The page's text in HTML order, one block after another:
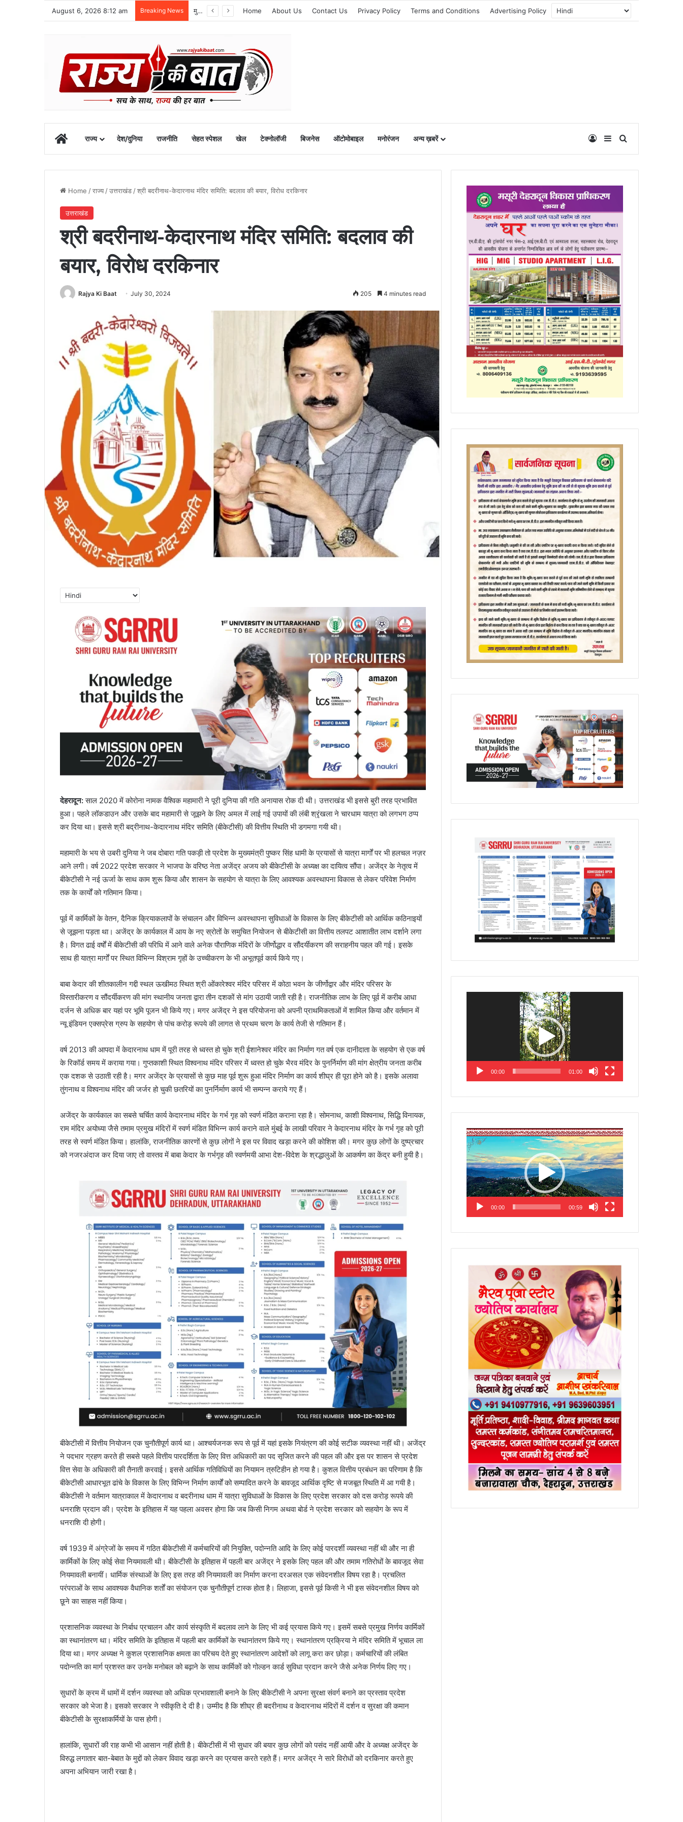
August 6, 2026 8:12 am Breaking News मुख्यमंत्री के अनुरोध पर बनबसा स्टेशन को मिली नई रेल सुविधा Home About Us Contact Us Privacy Policy Terms and Conditions Advertising Policy
Homeराज्य देश/दुनिया राजनीति सेहत स्पेशल खेल टेक्नोलॉजी बिजनेस ऑटोमोबाइल मनोरंजन अन्य ख़बरें Log InSidebar
Home /राज्य /उत्तराखंड /श्री बदरीनाथ-केदारनाथ मंदिर समिति: बदलाव की बयार, विरोध दरकिनार
उत्तराखंड
श्री बदरीनाथ-केदारनाथ मंदिर समिति: बदलाव की
बयार, विरोध दरकिनार
Rajya Ki Baat July 30, 2024 205 4 minutes read
देहरादून:साल 2020 में कोरोना नामक वैश्विक महामारी ने पूरी दुनिया की गति अनायास रोक दी थी। उत्तराखंड भी इससे बुरी तरह प्रभावित
हुआ। पहले लॉकडाउन और उसके बाद महामारी से जूझने के लिए अमल में लाई गई उपायों की लंबी श्रृंखला ने चारधाम यात्रा को लगभग ठप्प
कर दिया था। इससे श्री बद्रीनाथ-केदारनाथ मंदिर समिति (बीकेटीसी) की वित्तीय स्थिति भी डगमगा गयी थी।
महामारी के भय से उबरी दुनिया ने जब दोबारा गति पकड़ी तो प्रदेश के मुख्यमंत्री पुष्कर सिंह धामी के प्रयासों से यात्रा मार्गों पर भी हलचल नज़र
आने लगी। वर्ष 2022 प्रदेश सरकार ने भाजपा के वरिष्ठ नेता अजेंद्र अजय को बीकेटीसी के अध्यक्ष का दायित्व सौंपा। अजेंद्र के नेतृत्व में
बीकेटीसी ने नई ऊर्जा के साथ काम शुरू किया और शासन के सहयोग से यात्रा के लिए आवश्यक अवस्थापना विकास से लेकर परिवेश निर्माण
तक के कार्यों को गतिमान किया।
पूर्व में कार्मिकों के वेतन, दैनिक क्रियाकलापों के संचालन और विभिन्न अवस्थापना सुविधाओं के विकास के लिए बीकेटीसी को आर्थिक कठिनाइयों
से जूझना पड़ता था। अजेंद्र के कार्यकाल में आय के नए स्रोतों के समुचित नियोजन से बीकेटीसी का वित्तीय तलपट आशातीत लाभ दर्शाने लगा
है। विगत ढाई वर्षों में बीकेटीसी की परिधि में आने वाले अनेक पौराणिक मंदिरों के जीर्णोद्धार व सौंदर्यीकरण की सराहनीय पहल की गई। इसके
साथ ही यात्रा मार्गों पर स्थित विभिन्न विश्राम गृहों के उच्चीकरण के भी अभूतपूर्व कार्य किये गए।
बाबा केदार की शीतकालीन गद्दी स्थल ऊखीमठ स्थित श्री ओंकारेश्वर मंदिर परिसर में कोठा भवन के जीर्णोद्वार और मंदिर परिसर के
विस्तारीकरण व सौंदर्यीकरण की मांग स्थानीय जनता द्वारा तीन दशकों से मांग उठायी जाती रही है। राजनीतिक लाभ के लिए पूर्व में करीब आधा
दर्जन से अधिक बार यहां पर भूमि पूजन भी किये गए। मगर अजेंद्र ने इस परियोजना को अपनी प्राथमिकताओं में शामिल किया और वर्तमान में
न्यू इंडियन एक्सप्रेस ग्रुप के सहयोग से पांच करोड़ रूपये की लागत से प्रथम चरण के कार्य तेजी से गतिमान हैं।
वर्ष 2013 की आपदा में केदारनाथ धाम में पूरी तरह से ध्वस्त हो चुके श्री ईशानेश्वर मंदिर का निर्माण गत वर्ष एक दानीदाता के सहयोग से एक वर्ष
के रिकॉर्ड समय में कराया गया। गुप्तकाशी स्थित विश्वनाथ मंदिर परिसर में ध्वस्त हो चुके भैरव मंदिर के पुनर्निर्माण की मांग क्षेत्रीय जनता करीब
एक दशक से उठाती रही है। मगर अजेंद्र के प्रयासों से कुछ माह पूर्व शुरू हुआ मंदिर निर्माण का कार्य शीघ्र ही पूरा होने को है। इसके अलावा
तुंगनाथ व विश्वनाथ मंदिर की जर्जर हो चुकी छतरियों का पुनर्निर्माण कार्य भी सम्पन्न कराये गए हैं।
अजेंद्र के कार्यकाल का सबसे चर्चित कार्य केदारनाथ मंदिर के गर्भ गृह को स्वर्ण मंडित कराना रहा है। सोमनाथ, काशी विश्वनाथ, सिद्धि विनायक,
राम मंदिर अयोध्या जैसे तमाम प्रमुख मंदिरों में स्वर्ण मंडित विभिन्न कार्य कराने वाले मुंबई के लाखी परिवार ने केदारनाथ मंदिर के गर्भ गृह को पूरी
तरह से स्वर्ण मंडित किया। हालांकि, राजनीतिक कारणों से कुछ लोगों ने इस पर विवाद खड़ा करने की कोशिश की। मगर कुछ लोगों के दुष्प्रचार
को नजरअंदाज कर दिया जाए तो वास्तव में बाबा केदार के गर्भगृह की स्वर्णमयी आभा देश-विदेश के श्रद्धालुओं के आकर्षण का केंद्र बनी हुयी है।
बीकेटीसी में वित्तीय नियोजन एक चुनौतीपूर्ण कार्य था। आश्चर्यजनक रूप से पूर्व में यहां इसके नियंत्रण की कोई सटीक व्यवस्था नहीं थी। अजेंद्र
ने पदभार ग्रहण करते ही सबसे पहले वित्तीय पारदर्शिता के लिए वित्त अधिकारी का पद सृजित करने की पहल की और इस पर शासन से प्रदेश
वित्त सेवा के अधिकारी की तैनाती करवाई। इससे आर्थिक गतिविधियों का नियामन त्रुटिहीन हो गया है। कुशल वित्तीय प्रबंधन का परिणाम है कि
बीकेटीसी आधारभूत ढांचे के विकास के लिए विभिन्न निर्माण कार्यों को सम्पादित करने के बावजूद आर्थिक दृष्टि से मजबूत स्थिति में आ गयी है।
बीकेटीसी ने वर्तमान यात्राकाल में केदारनाथ व बदरीनाथ धाम में यात्रा सुविधाओं के विकास के लिए प्रदेश सरकार को दस करोड़ रूपये की
धनराशि प्रदान की। प्रदेश के इतिहास में यह पहला अवसर होगा कि जब किसी निगम अथवा बोर्ड ने प्रदेश सरकार को सहयोग के रूप में
धनराशि दी होगी।
वर्ष 1939 में अंग्रेजों के समय में गठित बीकेटीसी में कर्मचारियों की नियुक्ति, पदोन्नति आदि के लिए कोई पारदर्शी व्यवस्था नहीं थी और ना ही
कार्मिकों के लिए कोई सेवा नियमावली थी। बीकेटीसी के इतिहास में पहली बार अजेंद्र ने इसके लिए पहल की और तमाम गतिरोधों के बावजूद सेवा
नियमावली बनायीं। धार्मिक संस्थाओं के लिए इस तरह की नियमावली का निर्माण करना दरअसल एक संवेदनशील विषय रहा है। प्रचलित
परंपराओं के साथ आवश्यक वैधानिक शर्तों का संयोजन एक चुनौतीपूर्ण टास्क होता है। लिहाजा, इससे पूर्व किसी ने भी इस संवेदनशील विषय को
छूने का साहस नहीं किया।
प्रशासनिक व्यवस्था के निर्बाध प्रचालन और कार्य संस्कृति में बदलाव लाने के लिए भी कई प्रयास किये गए। इसमें सबसे प्रमुख निर्णय कार्मिकों
का स्थानांतरण था। मंदिर समिति के इतिहास में पहली बार कार्मिकों के स्थानांतरण किये गए। स्थानांतरण प्रक्रिया ने मंदिर समिति में भूचाल ला
दिया था। मगर अध्यक्ष ने कुशल प्रशासनिक क्षमता का परिचय देते हुए स्थानांतरण आदेशों को लागू करा कर छोड़ा। कर्मचारियों की लंबित
पदोन्नति का मार्ग प्रशस्त कर उनके मनोबल को बढ़ाने के साथ कार्मिकों को गोल्डन कार्ड सुविधा प्रदान करने जैसे अनेक निर्णय लिए गए।
सुधारों के क्रम में धामों में दर्शन व्यवस्था को अधिक प्रभावशाली बनाने के लिए बीकेटीसी ने अपना सुरक्षा संवर्ग बनाने का प्रस्ताव प्रदेश
सरकार को भेजा है। इसको सरकार ने स्वीकृति दे दी है। उम्मीद है कि शीघ्र ही बदरीनाथ व केदारनाथ मंदिरों में दर्शन व सुरक्षा की कमान
बीकेटीसी के सुरक्षाकर्मियों के पास होगी।
हालांकि, सुधारों की राह कभी भी आसान नहीं होती है। बीकेटीसी में भी सुधार की बयार कुछ लोगों को पसंद नहीं आयी और वे अध्यक्ष अजेंद्र के
विरुद्ध लगातार बात-बेबात के मुद्दों को लेकर विवाद खड़ा करने का प्रयास करते रहते हैं। मगर अजेंद्र ने सारे विरोधों को दरकिनार करते हुए
अपना अभियान जारी रखा है।
00:00 01:00
Video
Player
00:00 00:59